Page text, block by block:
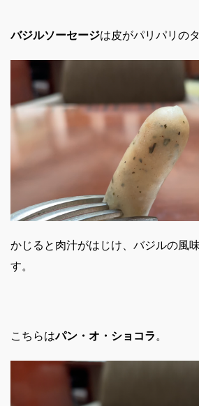
バジルソーセージは皮がパリパリの
かじると肉汁がはじけ、バジルの風
す。
こちらはパン・オ・ショコラ。